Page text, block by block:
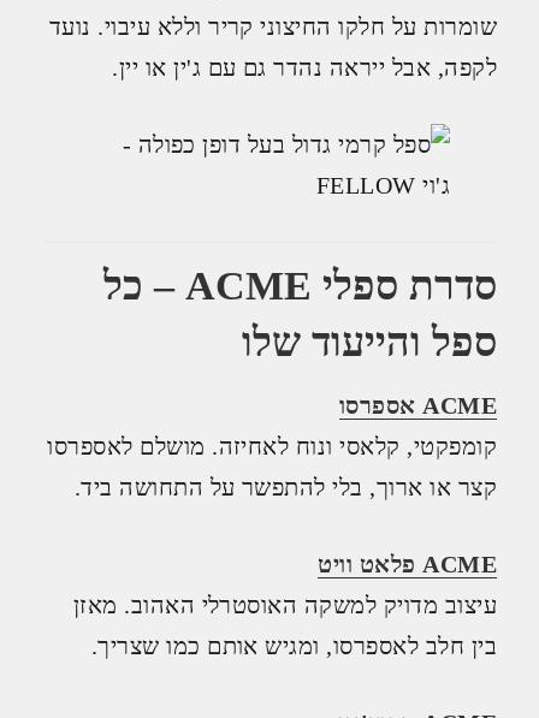
שומרות על חלקו החיצוני קריר וללא עיבוי. נועד
לקפה, אבל ייראה נהדר גם עם ג'ין או יין.
סדרת ספלי ACME – כל
ספל והייעוד שלו
ACME אספרסו
קומפקטי, קלאסי ונוח לאחיזה. מושלם לאספרסו
קצר או ארוך, בלי להתפשר על התחושה ביד.
ACME פלאט וויט
עיצוב מדויק למשקה האוסטרלי האהוב. מאזן
בין חלב לאספרסו, ומגיש אותם כמו שצריך.